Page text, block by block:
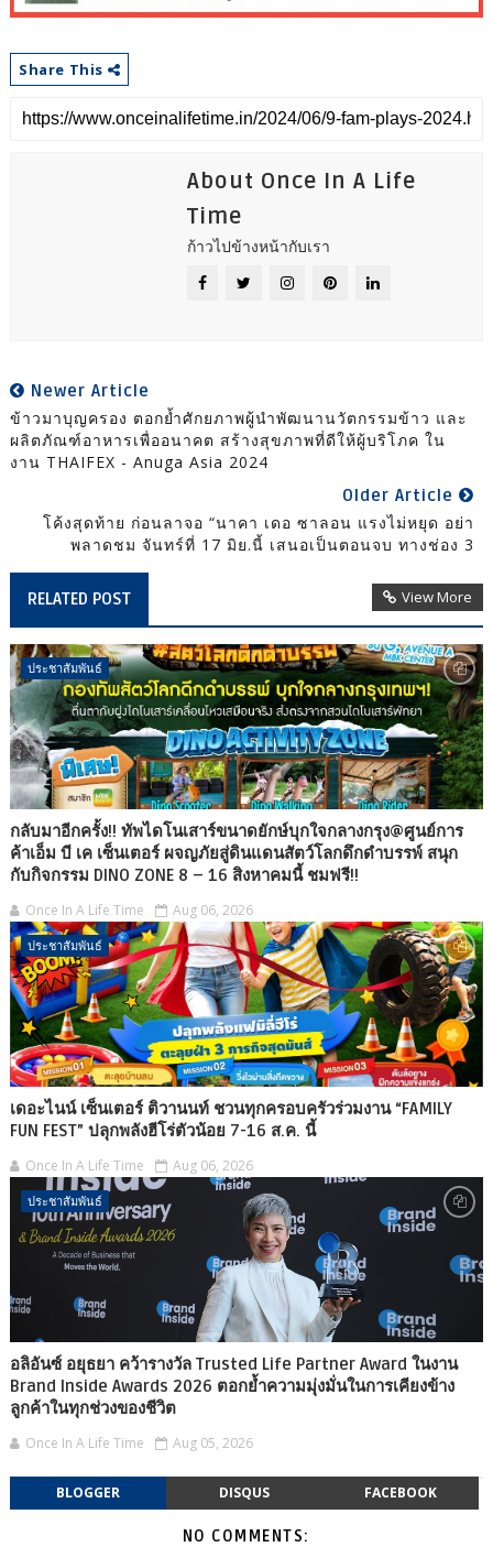
Share This
About Once In A Life
Time
ก้าวไปข้างหน้ากับเรา
Newer Article
ข้าวมาบุญครอง ตอกย้ำศักยภาพผู้นำพัฒนานวัตกรรมข้าว และ
ผลิตภัณฑ์อาหารเพื่ออนาคต สร้างสุขภาพที่ดีให้ผู้บริโภค ใน
งาน THAIFEX - Anuga Asia 2024
Older Article
โค้งสุดท้าย ก่อนลาจอ “นาคา เดอ ซาลอน แรงไม่หยุด อย่า
พลาดชม จันทร์ที่ 17 มิย.นี้ เสนอเป็นตอนจบ ทางช่อง 3
RELATED POST View More
ประชาสัมพันธ์
กลับมาอีกครั้ง!! ทัพไดโนเสาร์ขนาดยักษ์บุกใจกลางกรุง@ศูนย์การ
ค้าเอ็ม บี เค เซ็นเตอร์ ผจญภัยสู่ดินแดนสัตว์โลกดึกดำบรรพ์ สนุก
กับกิจกรรม DINO ZONE 8 – 16 สิงหาคมนี้ ชมฟรี!!
Once In A Life Time Aug 06, 2026
ประชาสัมพันธ์
เดอะไนน์ เซ็นเตอร์ ติวานนท์ ชวนทุกครอบครัวร่วมงาน “FAMILY
FUN FEST” ปลุกพลังฮีโร่ตัวน้อย 7-16 ส.ค. นี้
Once In A Life Time Aug 06, 2026
ประชาสัมพันธ์
อลิอันซ์ อยุธยา คว้ารางวัล Trusted Life Partner Award ในงาน
Brand Inside Awards 2026 ตอกย้ำความมุ่งมั่นในการเคียงข้าง
ลูกค้าในทุกช่วงของชีวิต
Once In A Life Time Aug 05, 2026
BLOGGER DISQUS FACEBOOK
NO COMMENTS: